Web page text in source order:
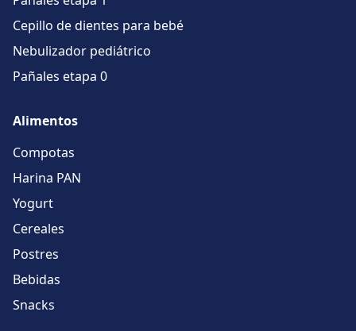
Cepillo de dientes para bebé
Nebulizador pediátrico
Pañales etapa 0
Alimentos
Compotas
Harina PAN
Yogurt
Cereales
Postres
Bebidas
Snacks